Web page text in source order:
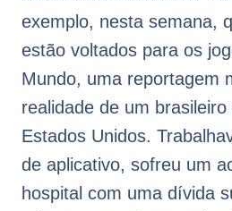
exemplo, nesta semana,
estão voltados para os
Mundo, uma reportagem
realidade de um
Estados Unidos.
de aplicativo, sofreu um
hospital com uma dívida